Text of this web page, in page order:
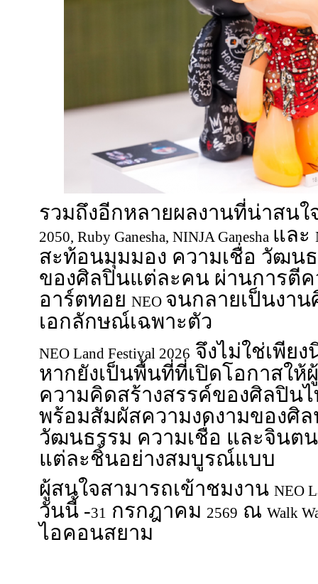
รวมถึงอีกหลายผลงานที่น่าสน
2050, Ruby Ganesha, NINJA Ganesha และ
สะท้อนมุมมอง ความเชื่อ วัฒน
ของศิลปินแต่ละคน ผ่านการตี
อาร์ตทอย NEO จนกลายเป็นงา
เอกลักษณ์เฉพาะตัว
NEO Land Festival 2026 จึงไม่ใช่เพีย
หากยังเป็นพื้นที่ที่เปิดโอกาสให้
ความคิดสร้างสรรค์ของศิลปิน
พร้อมสัมผัสความงดงามของศิ
วัฒนธรรม ความเชื่อ และจินต
แต่ละชิ้นอย่างสมบูรณ์แบบ
ผู้สนใจสามารถเข้าชมงาน NEO
วันนี้ -31 กรกฎาคม 2569 ณ Walk
ไอคอนสยาม